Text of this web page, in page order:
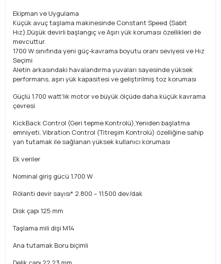
Ekipman ve Uygulama
Küçük avuç taşlama makinesinde Constant Speed (Sabit
Hız),Düşük devirli başlangıç ve Aşırı yük koruması özellikleri de
mevcuttur.
1700 W sınıfında yeni güç-kavrama boyutu oranı seviyesi ve Hız
Seçimi
Aletin arkasındaki havalandırma yuvaları sayesinde yüksek
performans, aşırı yük kapasitesi ve geliştirilmiş toz koruması
Güçlü 1.700 watt'lık motor ve büyük ölçüde daha küçük kavrama
çevresi
KickBack Control (Geri tepme Kontrolü),Yeniden başlatma
emniyeti, Vibration Control (Titreşim Kontrolü) özelliğine sahip
yan tutamak ile sağlanan yüksek kullanıcı koruması
Ek veriler
Nominal giriş gücü 1.700 W
Rölanti devir sayısı* 2.800 – 11.500 dev/dak
Disk çapı 125 mm
Taşlama mili dişi M14
Ana tutamak Boru biçimli